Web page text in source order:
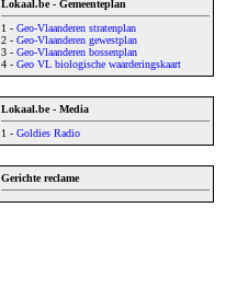
Lokaal.be - Gemeenteplan
1 - Geo-Vlaanderen stratenplan
2 - Geo-Vlaanderen gewestplan
3 - Geo-Vlaanderen bossenplan
4 - Geo VL biologische waarderingskaart
Lokaal.be - Media
1 - Goldies Radio
Gerichte reclame